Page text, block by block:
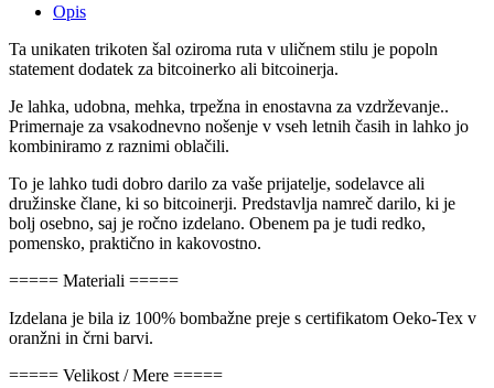
Opis
Ta unikaten trikoten šal oziroma ruta v uličnem stilu je popoln
statement dodatek za bitcoinerko ali bitcoinerja.
Je lahka, udobna, mehka, trpežna in enostavna za vzdrževanje..
Primernaje za vsakodnevno nošenje v vseh letnih časih in lahko jo
kombiniramo z raznimi oblačili.
To je lahko tudi dobro darilo za vaše prijatelje, sodelavce ali
družinske člane, ki so bitcoinerji. Predstavlja namreč darilo, ki je
bolj osebno, saj je ročno izdelano. Obenem pa je tudi redko,
pomensko, praktično in kakovostno.
===== Materiali =====
Izdelana je bila iz 100% bombažne preje s certifikatom Oeko-Tex v
oranžni in črni barvi.
===== Velikost / Mere =====